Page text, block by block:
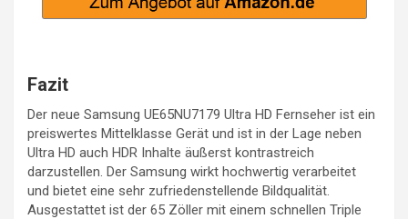
Fazit
Der neue Samsung UE65NU7179 Ultra HD Fernseher ist ein
preiswertes Mittelklasse Gerät und ist in der Lage neben
Ultra HD auch HDR Inhalte äußerst kontrastreich
darzustellen. Der Samsung wirkt hochwertig verarbeitet
und bietet eine sehr zufriedenstellende Bildqualität.
Ausgestattet ist der 65 Zöller mit einem schnellen Triple